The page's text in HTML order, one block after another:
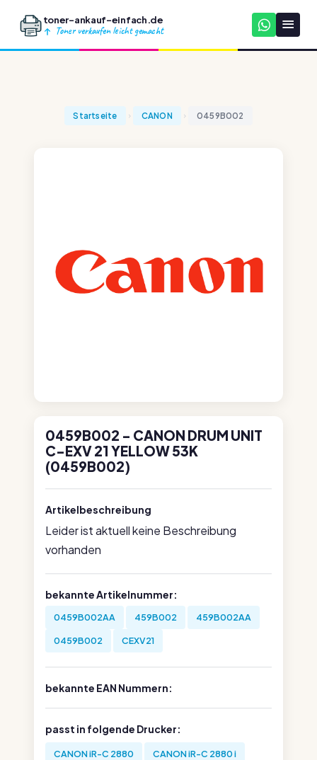
toner-ankauf-einfach.de
Toner verkaufen leicht gemacht
Startseite CANON 0459B002
0459B002 - CANON DRUM UNIT
C-EXV 21 YELLOW 53K
(0459B002)
Artikelbeschreibung
Leider ist aktuell keine Beschreibung
vorhanden
bekannte Artikelnummer:
0459B002AA 459B002 459B002AA
0459B002 CEXV21
bekannte EAN Nummern:
passt in folgende Drucker:
CANON iR-C 2880 CANON iR-C 2880 i